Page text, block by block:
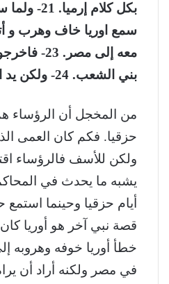
بكل
معه إلى
بني الشعب. 24- ولكن يد اخيقام بن
من المخجل أن الرؤساء
حزقيا. فكم كان العمى
ولكن للأسف فالرؤساء
يشبه ما يحدث في المحاكم
أيام حزقيا وحينما
قصة نبي آخر هو أوريا كان
خطأ أوريا خوفه وهروبه